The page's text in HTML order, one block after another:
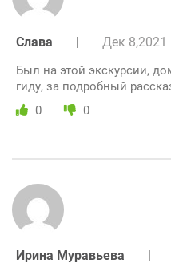
Слава | Дек 8,2021
Был на этой экскурсии,
гиду, за подробный
0
0
Ирина Муравьева |